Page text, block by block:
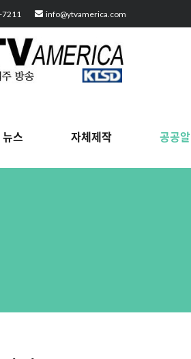
info@ytvamerica.com
뉴스 자체제작 공공